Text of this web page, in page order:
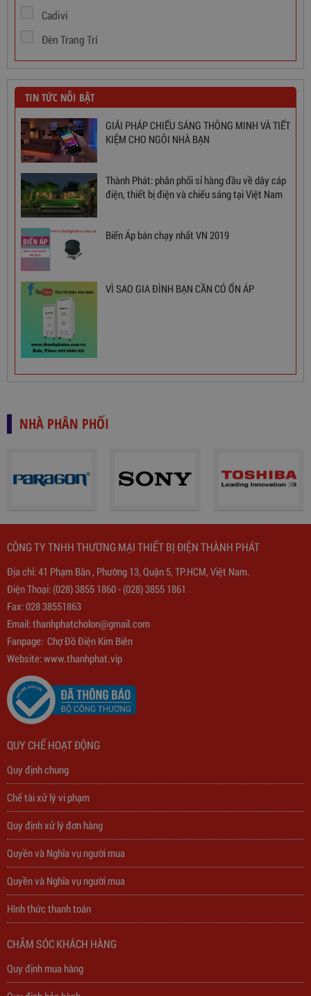
Ổn Áp 1 Pha SH 5000 II NEW 2020
3,380,000đ
Biến Áp Đổi Nguồn DN020
775,000đ
310,000 đ
Cadivi
Đèn Trang Trí
TIN TỨC NỖI BẬT
GIẢI PHÁP CHIẾU SÁNG THÔNG MINH VÀ TIẾT
KIỆM CHO NGÔI NHÀ BẠN
Thành Phát: phân phối sỉ hàng đầu về dây cáp
điện, thiết bị điện và chiếu sáng tại Việt Nam
Biến Áp bán chạy nhất VN 2019
VÌ SAO GIA ĐÌNH BẠN CẦN CÓ ỔN ÁP
NHÀ PHÂN PHỐI
CÔNG TY TNHH THƯƠNG MẠI THIẾT BỊ ĐIỆN THÀNH PHÁT
Địa chỉ: 41 Phạm Bân , Phường 13, Quận 5, TP.HCM, Việt Nam.
Điện Thoại: (028) 3855 1860- (028) 3855 1861
Fax: 028 38551863
Email:thanhphatcholon@gmail.com
Fanpage: Chợ Đồ Điện Kim Biên
Website: www.thanhphat.vip
QUY CHẾ HOẠT ĐỘNG
Quy định chung
Chế tài xử lý vi phạm
Quy định xử lý đơn hàng
Quyền và Nghĩa vụ người mua
Quyền và Nghĩa vụ người mua
Hình thức thanh toán
CHẮM SÓC KHÁCH HÀNG
Quy định mua hàng